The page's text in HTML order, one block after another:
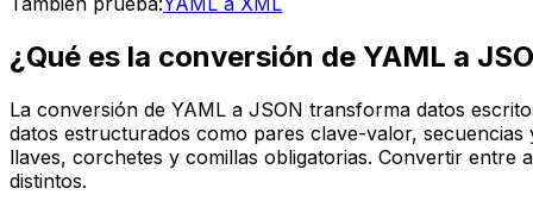
¿Qué es la conversión de YAML a
La conversión de YAML a JSON transforma datos
datos estructurados como pares clave-valor,
llaves, corchetes y comillas obligatorias. Convertir entre
distintos.